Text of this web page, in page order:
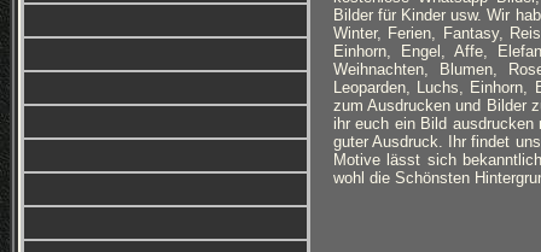
Bilder für Kinder usw. Wir
Winter, Ferien, Fantasy,
Einhorn, Engel, Affe,
Weihnachten, Blumen,
Leoparden, Luchs,
zum Ausdrucken und Bilder
ihr euch ein Bild
guter Ausdruck. Ihr findet
Motive lässt sich
wohl die Schönsten